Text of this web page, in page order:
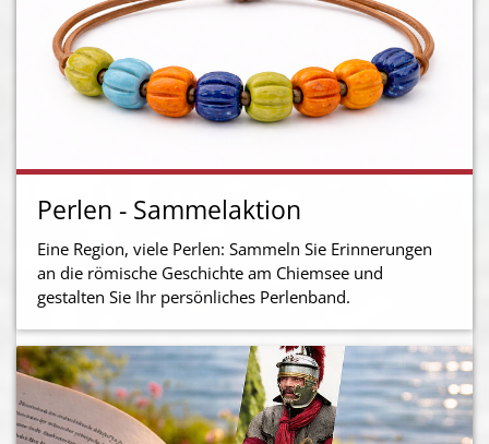
Perlen - Sammelaktion
Eine Region, viele Perlen: Sammeln Sie Erinnerungen
an die römische Geschichte am Chiemsee und
gestalten Sie Ihr persönliches Perlenband.